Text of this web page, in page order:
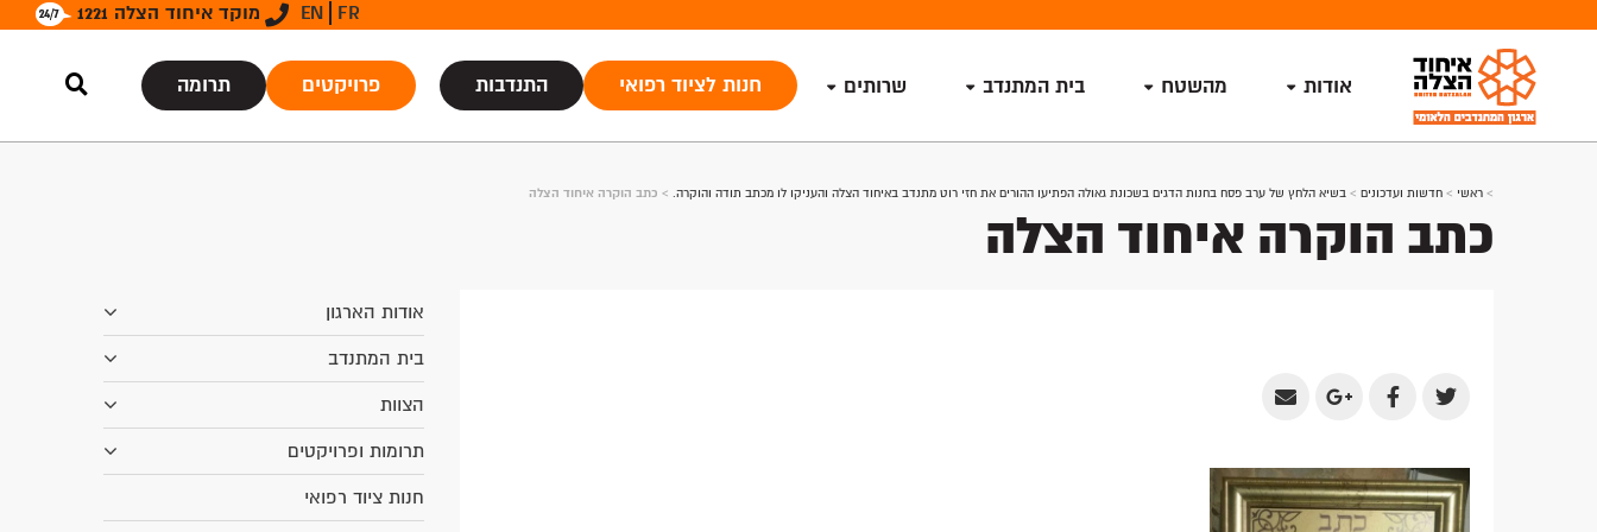
מוקד איחוד הצלה 1221 EN FR
אודות מהשטח בית המתנדב שרותים חנות לציוד רפואי התנדבות פרויקטים תרומה
> ראשי > חדשות ועדכונים > בשיא הלחץ של ערב פסח בחנות הדגים בשכונת גאולה הפתיעו ההורים את חזי רוט מתנדב באיחוד הצלה והעניקו לו מכתב תודה והוקרה. > כתב הוקרה איחוד הצלה
כתב הוקרה איחוד הצלה
Share
Twitter
Share
Facebook
Share
Google
Plus
Share
Email
אודות הארגון
בית המתנדב
הצוות
תרומות ופרויקטים
חנות ציוד רפואי